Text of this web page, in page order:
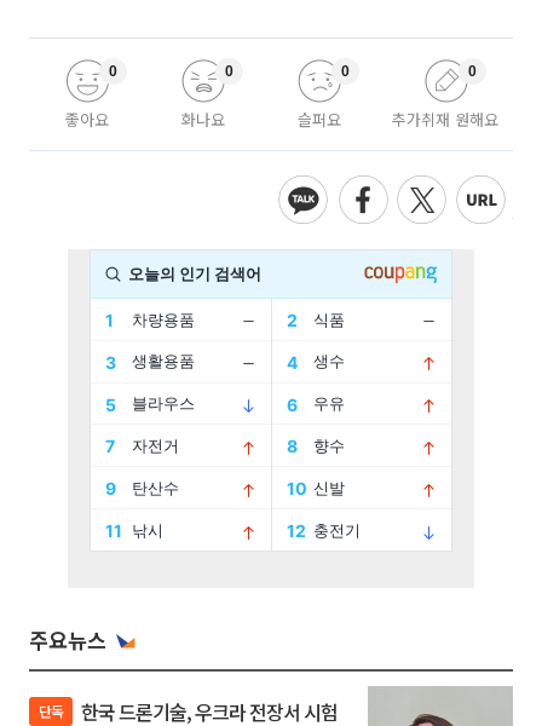
좋아요
0
화나요
0
슬퍼요
0
추가취재 원해요
0
주요뉴스
단독